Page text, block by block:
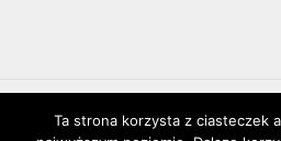
© 2020 Biblioteka
Ta strona korzysta z ciasteczek